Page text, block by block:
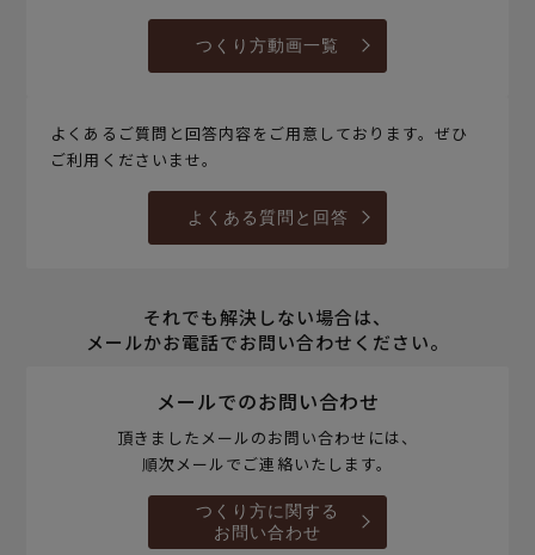
つくり方動画一覧
よくあるご質問と回答内容をご用意しております。ぜひ
ご利用くださいませ。
よくある質問と回答
それでも解決しない場合は、
メールかお電話でお問い合わせください。
メールでのお問い合わせ
頂きましたメールのお問い合わせには、
順次メールでご連絡いたします。
つくり方に関する
お問い合わせ